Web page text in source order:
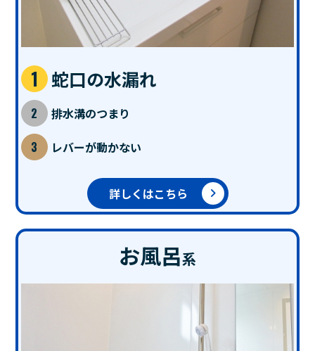
蛇口の水漏れ
排水溝のつまり
レバーが動かない
詳しくはこちら
お風呂系